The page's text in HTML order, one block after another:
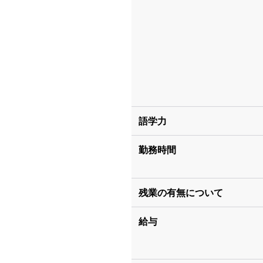
語学力
勤務時間
残業の有無について
給与